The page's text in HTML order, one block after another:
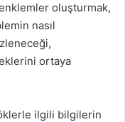
oluşturmak,
nasıl
ortaya
ilgili bilgilerin